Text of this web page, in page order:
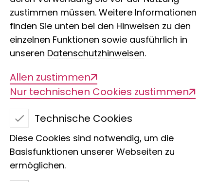
Edelfalter
zustimmen müssen. Weitere Informationen
finden Sie unten bei den Hinweisen zu den
einzelnen Funktionen sowie ausführlich in
unseren Datenschutzhinweisen.
Allen zustimmen
Nur technischen Cookies zustimmen
Technische Cookies
Diese Cookies sind notwendig, um die
Basisfunktionen unserer Webseiten zu
ermöglichen.